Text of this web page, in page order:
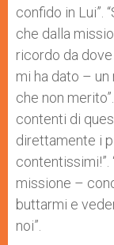
confido in Lui”.
che dalla
ricordo da
mi ha dato –
che non
contenti di
direttamente i
missione –
buttarmi e
noi”.